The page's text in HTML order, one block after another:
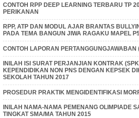
CONTOH RPP DEEP LEARNING TERBARU TP
PERIKANAN
RPP, ATP DAN MODUL AJAR BRANTAS
PADA TEMA BANGUN JIWA RAGAKU MAPEL
CONTOH LAPORAN
INILAH ISI SURAT PERJANJIAN KONTRAK
KEPENDIDIKAN NON PNS DENGAN KEPSEK
SEKOLAH TAHUN 2017
PROSEDUR PRAKTIK MENGIDENTIFIKASI
INILAH NAMA-NAMA PEMENANG OLIMPIADE
TINGKAT SMA/MA TAHUN 2015